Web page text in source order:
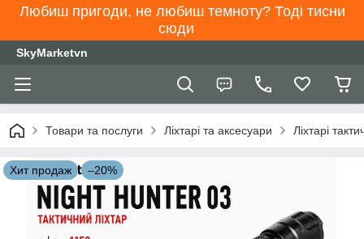
Любиш пригоди, не любиш темноту? Тоді тисни
сюди
SkyMarketvn
Товари та послуги Ліхтарі та аксесуари Ліхтарі
Хит продаж –20%